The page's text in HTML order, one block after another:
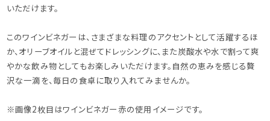
いただけます。
このワインビネガーは、さまざまな料理のアクセントとして活躍するほ
か、オリーブオイルと混ぜてドレッシングに、また炭酸水や水で割って爽
やかな飲み物としてもお楽しみいただけます。自然の恵みを感じる贅
沢な一滴を、毎日の食卓に取り入れてみませんか。
※画像2枚目はワインビネガー赤の使用イメージです。